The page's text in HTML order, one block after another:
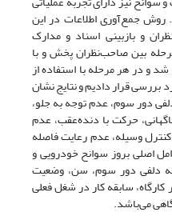
6 نفر می‌باشد. روش جمع‌آوری اطلاعات در این
و بازبینی اسناد و مدارک
بین صاحب‌نظران پخش و با
و در هر مرحله با استفاده از
قرار دادیم و نتایج نشان
دور سوم، عدم توجه به جلو،
حرکت با دنده‌عقب، عدم
وسیله، عدم رعایت فاصله
اصلی بروز سوانح خودرویی و
دلفی دور سوم، سن، وضعیت
سابقه کار در شغل فعلی
می‌باشد.